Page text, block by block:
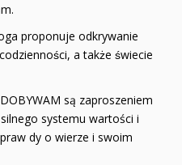
proponuje odkrywanie
a także świecie
są zaproszeniem
systemu wartości i
dy o wierze i swoim